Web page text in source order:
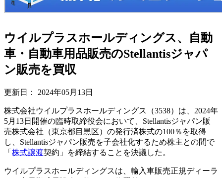
ウイルプラスホールディングス、自動
車・自動車用品販売のStellantisジャパ
ン販売を買収
更新日： 2024年05月13日
株式会社ウイルプラスホールディングス（3538）は、2024年
5月13日開催の臨時取締役会において、Stellantisジャパン販
売株式会社（東京都目黒区）の発行済株式の100％を取得
し、Stellantisジャパン販売を子会社化するため株主との間で
「 株式譲渡契約」を締結することを決議した。
ウイルプラスホールディングスは、輸入車販売正規ディーラ